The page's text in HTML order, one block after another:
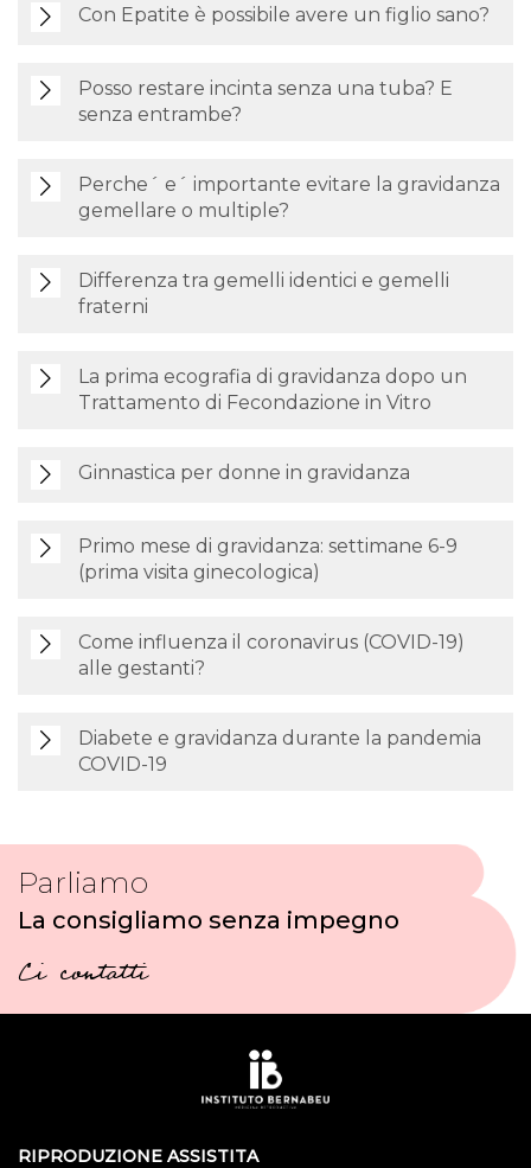
Con Epatite è possibile avere un figlio sano?
Posso restare incinta senza una tuba? E
senza entrambe?
Perche´ e´ importante evitare la gravidanza
gemellare o multiple?
Differenza tra gemelli identici e gemelli
fraterni
La prima ecografia di gravidanza dopo un
Trattamento di Fecondazione in Vitro
Ginnastica per donne in gravidanza
Primo mese di gravidanza: settimane 6-9
(prima visita ginecologica)
Come influenza il coronavirus (COVID-19)
alle gestanti?
Diabete e gravidanza durante la pandemia
COVID-19
Parliamo
La consigliamo senza impegno
Ci contatti
RIPRODUZIONE ASSISTITA